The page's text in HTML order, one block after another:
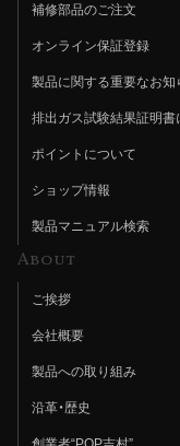
補修部品のご注文
オンライン保証登録
製品に関する重要なお知
排出ガス試験結果証明書
ポイントについて
ショップ情報
製品マニュアル検索
About
ご挨拶
会社概要
製品への取り組み
沿革・歴史